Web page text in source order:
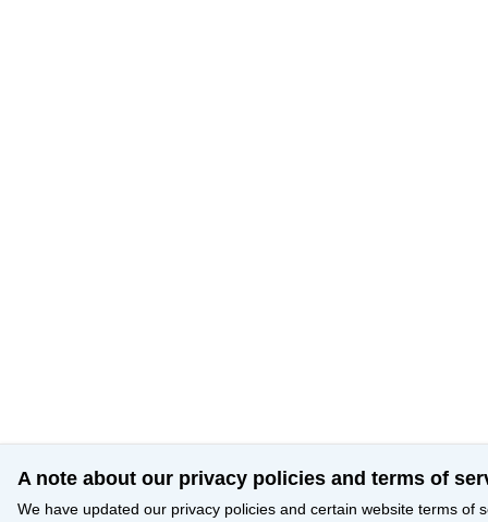
A note about our privacy policies and terms of
We have updated our privacy policies and certain website terms of